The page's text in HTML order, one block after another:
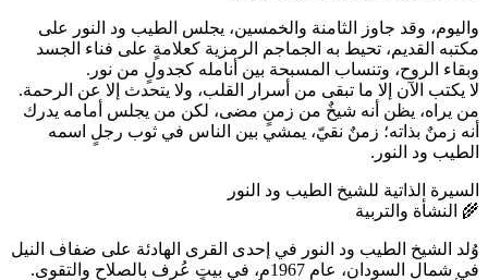
واليوم، وقد جاوز الثامنة والخمسين، يجلس الطيب ود النور على
مكتبه القديم، تحيط به الجماجم الرمزية كعلامةٍ على فناء الجسد
وبقاء الروح، وتنساب المسبحة بين أنامله كجدولٍ من نور.
لا يكتب الآن إلا ما تبقى من أسرار القلب، ولا يتحدث إلا عن الرحمة.
من يراه، يظن أنه شيخٌ من زمنٍ مضى، لكن من يجلس أمامه يدرك
أنه زمنٌ بذاته؛ زمنٌ نقيّ، يمشي بين الناس في ثوب رجلٍ اسمه
الطيب ود النور.
السيرة الذاتية للشيخ الطيب ود النور
🌾 النشأة والتربية
وُلد الشيخ الطيب ود النور في إحدى القرى الهادئة على ضفاف النيل
في شمال السودان، عام 1967م، في بيتٍ عُرف بالصلاح والتقوى.